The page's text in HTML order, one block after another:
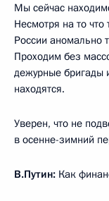
Мы сейчас
Несмотря на то что
России аномально
Проходим без
дежурные бригады
находятся.
Уверен, что не
в осенне-зимний
В.Путин: Как